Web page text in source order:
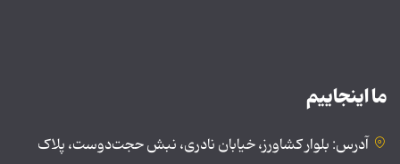
ما اینجاییم
آدرس: بلوار کشاورز، خیابان نادری، نبش حجت‌دوست، پلاک